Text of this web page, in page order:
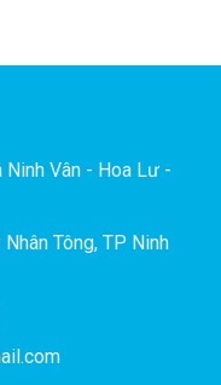
Ninh Vân - Hoa Lư -
Tông, TP Ninh